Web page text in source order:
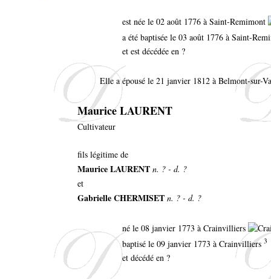
est née le 02 août 1776 à Saint-Remimont
a été baptisée le 03 août 1776 à Saint-
et est décédée en ?
Elle a épousé le 21 janvier 1812 à Belmont-sur-
Maurice LAURENT
Cultivateur
fils légitime de
Maurice LAURENT n. ? - d. ?
et
Gabrielle CHERMISET n. ? - d. ?
né le 08 janvier 1773 à Crainvilliers
baptisé le 09 janvier 1773 à Crainvilliers 3
et décédé en ?